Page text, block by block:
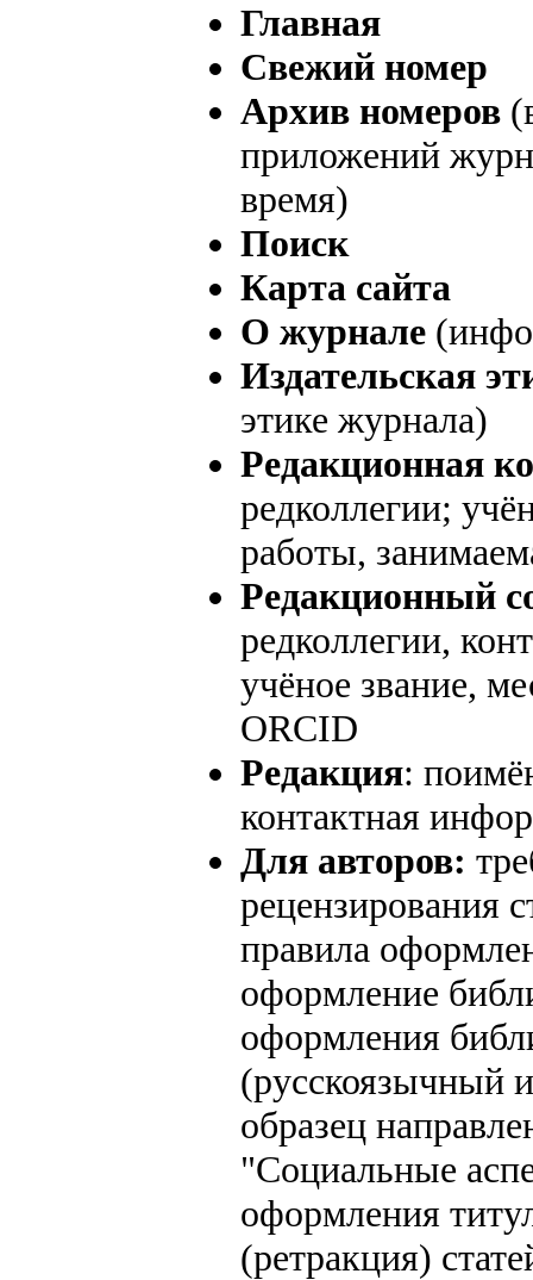
Главная
Свежий номер
Архив номеров
приложений
время)
Поиск
Карта сайта
О журнале
Издательская
этике журнала)
Редакционная
редколлегии;
работы,
Редакционный
редколлегии,
учёное звание,
ORCID
Редакция:
контактная
Для авторов:
рецензирования
правила
оформление
оформления
(русскоязычный
образец
"Социальные
оформления
(ретракция)